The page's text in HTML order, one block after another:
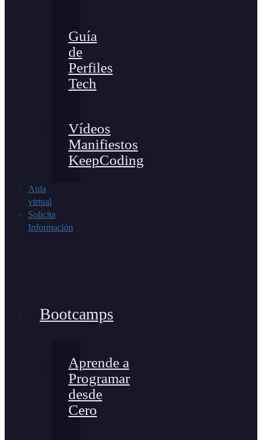
Guía
de
Perfiles
Tech
Vídeos
Manifiestos
KeepCoding
Aula
virtual
Solicita
Información
Bootcamps
Aprende a
Programar
desde
Cero